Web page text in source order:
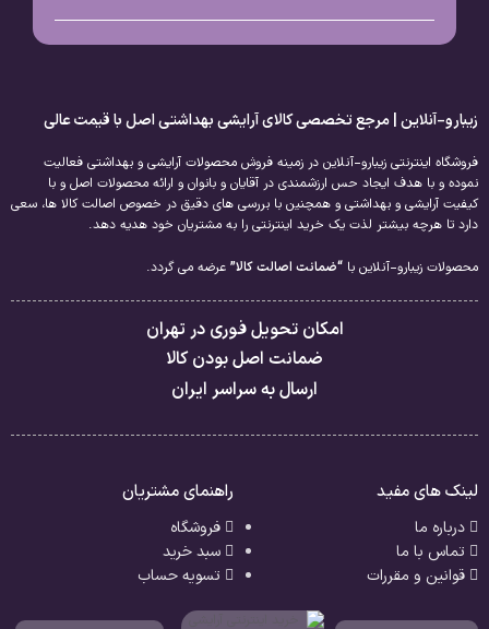
زیبارو-آنلاین | مرجع تخصصی کالای آرایشی بهداشتی اصل با قیمت عالی
فروشگاه اینترنتی زیبارو-آنلاین در زمینه فروش محصولات آرایشی و بهداشتی فعالیت
نموده و با هدف ایجاد حس ارزشمندی در آقایان و بانوان و ارائه محصولات اصل و با
کیفیت آرایشی و بهداشتی و همچنین با بررسی های دقیق در خصوص اصالت کالا ها، سعی
دارد تا هرچه بیشتر لذت یک خرید اینترنتی را به مشتریان خود هدیه دهد.
محصولات زیبارو-آنلاین با “ضمانت اصالت کالا” عرضه می گردد.
امکان تحویل فوری در تهران
ضمانت اصل بودن کالا
ارسال به سراسر ایران
لینک های مفید
درباره ما
تماس با ما
قوانین و مقررات
راهنمای مشتریان
فروشگاه
سبد خرید
تسویه حساب